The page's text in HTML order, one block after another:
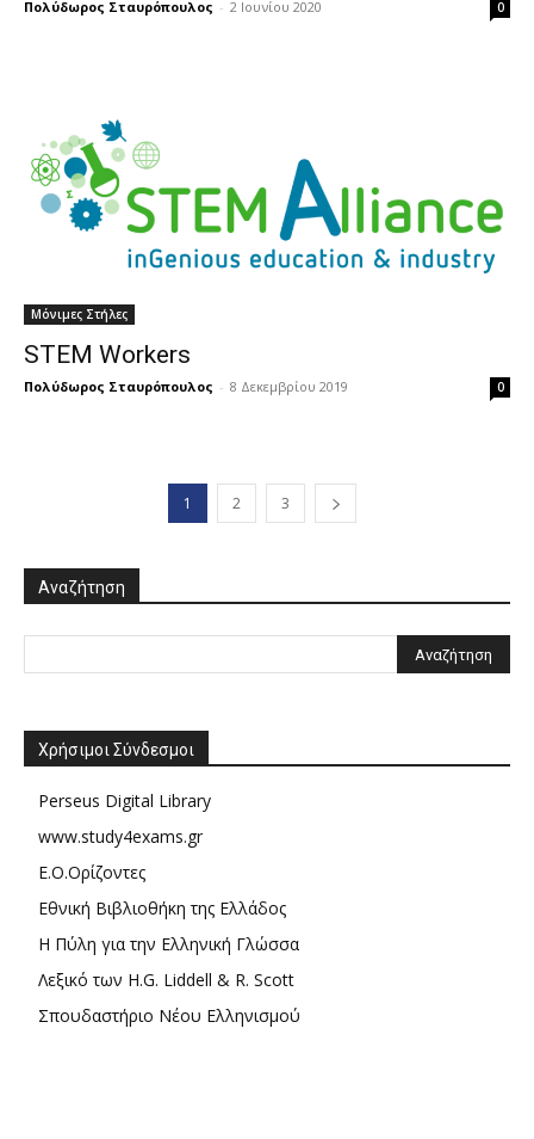
Πολύδωρος Σταυρόπουλος - 2 Ιουνίου 2020 0
Μόνιμες Στήλες
STEM Workers
Πολύδωρος Σταυρόπουλος - 8 Δεκεμβρίου 2019 0
1 2 3
Αναζήτηση
Χρήσιμοι Σύνδεσμοι
Perseus Digital Library
www.study4exams.gr
Ε.Ο.Ορίζοντες
Εθνική Βιβλιοθήκη της Ελλάδος
Η Πύλη για την Ελληνική Γλώσσα
Λεξικό των H.G. Liddell & R. Scott
Σπουδαστήριο Νέου Ελληνισμού